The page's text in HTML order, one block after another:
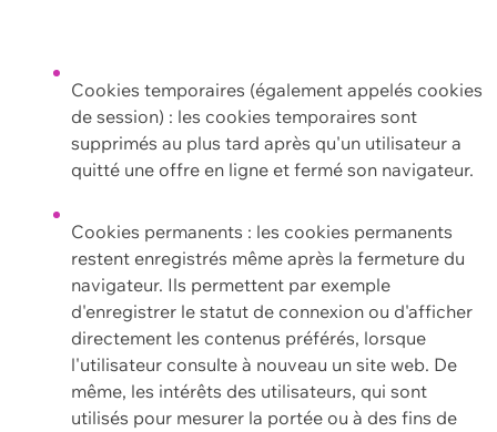
Cookies temporaires (également appelés cookies
de session) : les cookies temporaires sont
supprimés au plus tard après qu'un utilisateur a
quitté une offre en ligne et fermé son navigateur.
Cookies permanents : les cookies permanents
restent enregistrés même après la fermeture du
navigateur. Ils permettent par exemple
d'enregistrer le statut de connexion ou d'afficher
directement les contenus préférés, lorsque
l'utilisateur consulte à nouveau un site web. De
même, les intérêts des utilisateurs, qui sont
utilisés pour mesurer la portée ou à des fins de